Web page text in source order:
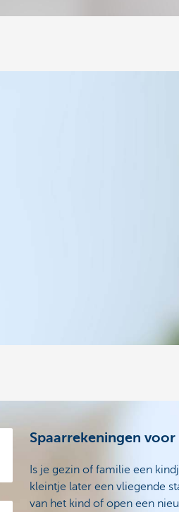
Spaarrekeningen voor
Is je gezin of familie een
kleintje later een vliegende
van het kind of open een